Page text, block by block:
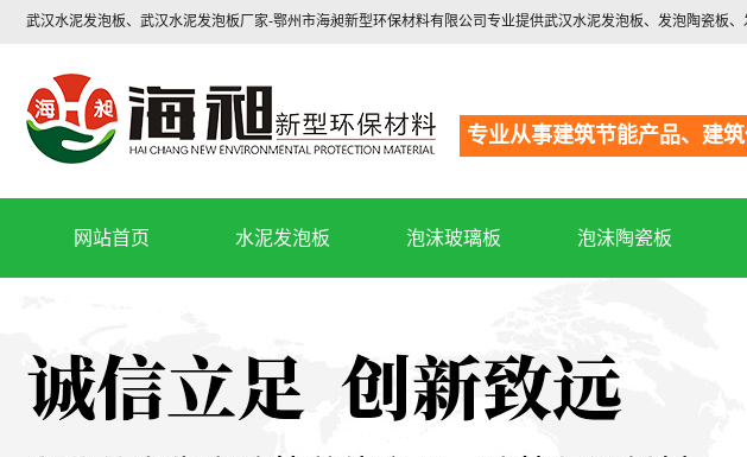
武汉水泥发泡板、武汉水泥发泡板厂家-鄂州市海昶新型环保材料有限公司专业提供武汉水泥发泡板、发泡陶瓷板、
专业从事建筑节能产品、建
网站首页 水泥发泡板 泡沫玻璃板 泡沫陶瓷板